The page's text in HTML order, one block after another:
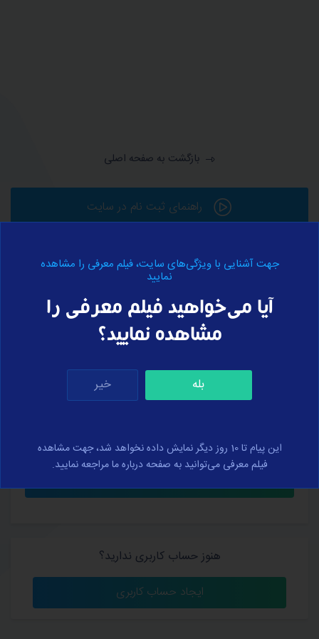
بازگشت به صفحه اصلی
راهنمای ثبت نام در سایت
ورود به حساب کاربری
کلمه عبور خود را فراموش کرده‌اید؟
هنوز حساب کاربری ندارید؟
ایجاد حساب کاربری
جهت آشنایی با ویژگی‌های سایت، فیلم معرفی را مشاهده
نمایید
آیا می‌خواهید فیلم معرفی را
مشاهده نمایید؟
بله خیر
این پیام تا 10 روز دیگر نمایش داده نخواهد شد، جهت مشاهده
فیلم معرفی می‌توانید به صفحه درباره ما مراجعه نمایید.